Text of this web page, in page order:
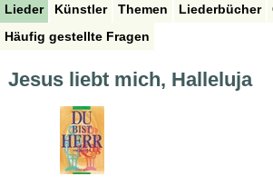
Lieder Künstler Themen Liederbücher
Häufig gestellte Fragen
Jesus liebt mich, Halleluja